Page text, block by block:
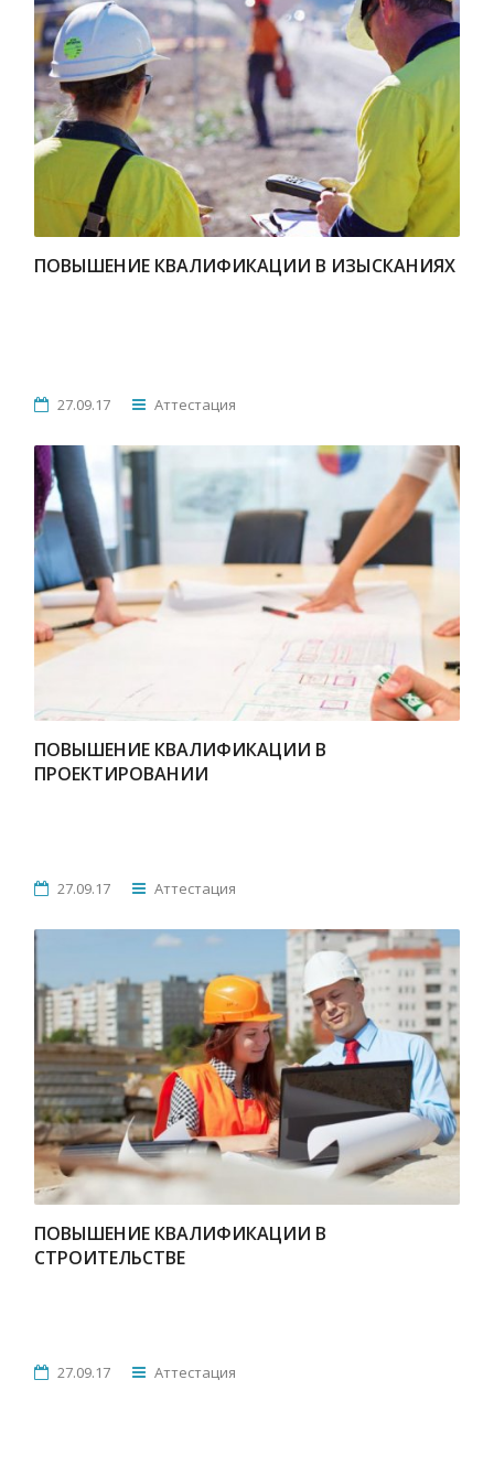
ПОВЫШЕНИЕ КВАЛИФИКАЦИИ В ИЗЫСКАНИЯХ
27.09.17 Аттестация
ПОВЫШЕНИЕ КВАЛИФИКАЦИИ В
ПРОЕКТИРОВАНИИ
27.09.17 Аттестация
ПОВЫШЕНИЕ КВАЛИФИКАЦИИ В
СТРОИТЕЛЬСТВЕ
27.09.17 Аттестация